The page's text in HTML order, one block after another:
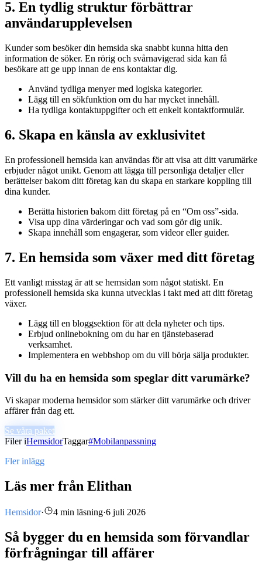
5. En tydlig struktur förbättrar
användarupplevelsen
Kunder som besöker din hemsida ska snabbt kunna hitta den
information de söker. En rörig och svårnavigerad sida kan få
besökare att ge upp innan de ens kontaktar dig.
Använd tydliga menyer med logiska kategorier.
Lägg till en sökfunktion om du har mycket innehåll.
Ha tydliga kontaktuppgifter och ett enkelt kontaktformulär.
6. Skapa en känsla av exklusivitet
En professionell hemsida kan användas för att visa att ditt varumärke
erbjuder något unikt. Genom att lägga till personliga detaljer eller
berättelser bakom ditt företag kan du skapa en starkare koppling till
dina kunder.
Berätta historien bakom ditt företag på en “Om oss”-sida.
Visa upp dina värderingar och vad som gör dig unik.
Skapa innehåll som engagerar, som videor eller guider.
7. En hemsida som växer med ditt företag
Ett vanligt misstag är att se hemsidan som något statiskt. En
professionell hemsida ska kunna utvecklas i takt med att ditt företag
växer.
Lägg till en bloggsektion för att dela nyheter och tips.
Erbjud onlinebokning om du har en tjänstebaserad
verksamhet.
Implementera en webbshop om du vill börja sälja produkter.
Vill du ha en hemsida som speglar ditt varumärke?
Vi skapar moderna hemsidor som stärker ditt varumärke och driver
affärer från dag ett.
Se våra paket
Filer iHemsidorTaggar#Mobilanpassning
Fler inlägg
Läs mer från Elithan
Hemsidor· 4 min läsning·6 juli 2026
Så bygger du en hemsida som förvandlar
förfrågningar till affärer